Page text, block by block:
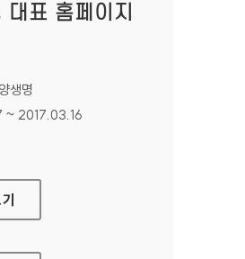
대표 홈페이지
생명
~ 2017.03.16
표 홈페이지